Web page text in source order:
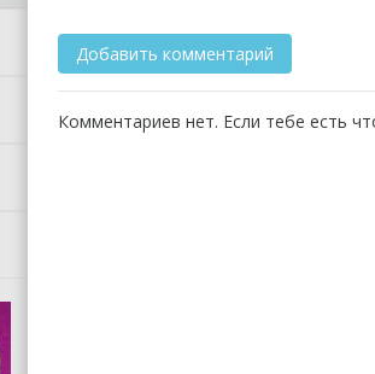
Комментариев нет. Если тебе есть